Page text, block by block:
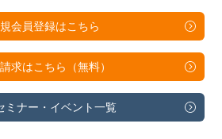
会員登録はこちら
求はこちら（無料）
ミナー・ イベント一覧